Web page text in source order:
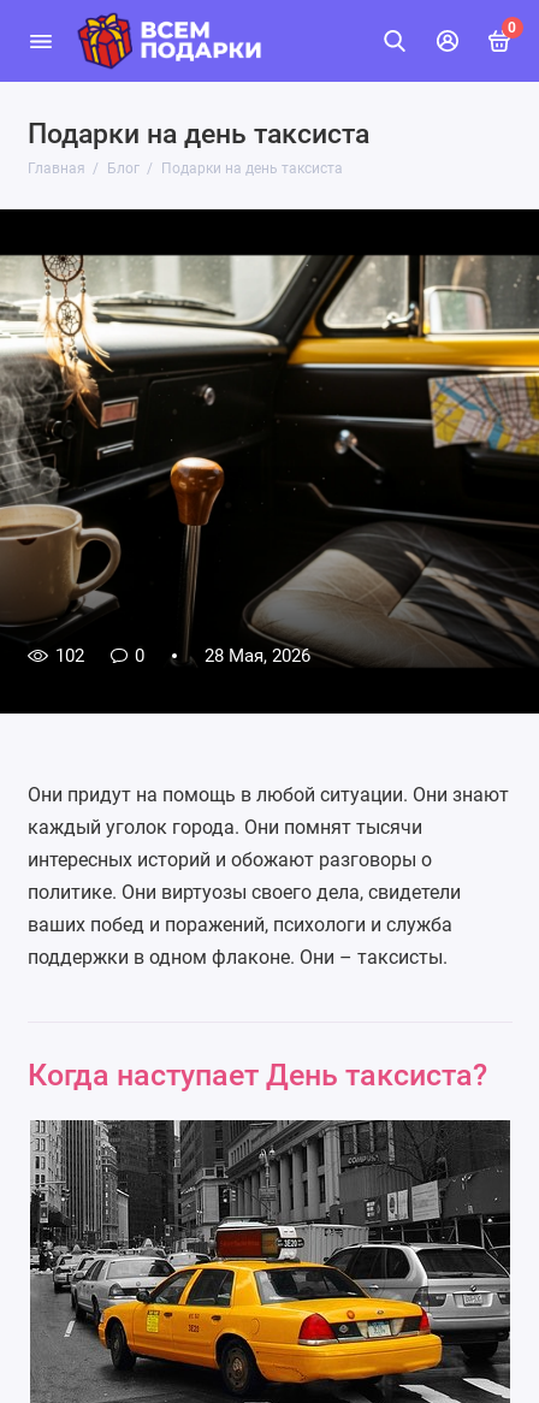
0
Подарки на день таксиста
Главная Блог Подарки на день таксиста
102 0 28 Мая, 2026
Они придут на помощь в любой ситуации. Они знают
каждый уголок города. Они помнят тысячи
интересных историй и обожают разговоры о
политике. Они виртуозы своего дела, свидетели
ваших побед и поражений, психологи и служба
поддержки в одном флаконе. Они – таксисты.
Когда наступает День таксиста?